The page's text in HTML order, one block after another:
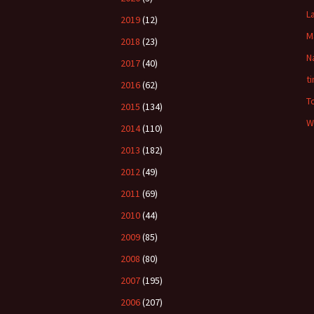
2019(12)
2018 (23)
2017(40)
2016(62)
2015 (134)
2014(110)
2013 (182)
2012(49)
2011 (69)
2010(44)
2009(85)
2008 (80)
2007(195)
2006(207)